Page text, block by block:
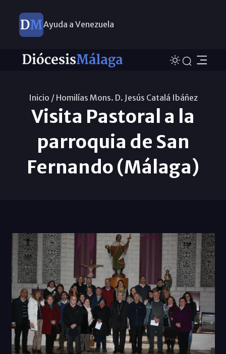
Ayuda a Venezuela
Inicio / Homilías Mons. D. Jesús Catalá Ibáñez
Visita Pastoral a la
parroquia de San
Fernando (Málaga)